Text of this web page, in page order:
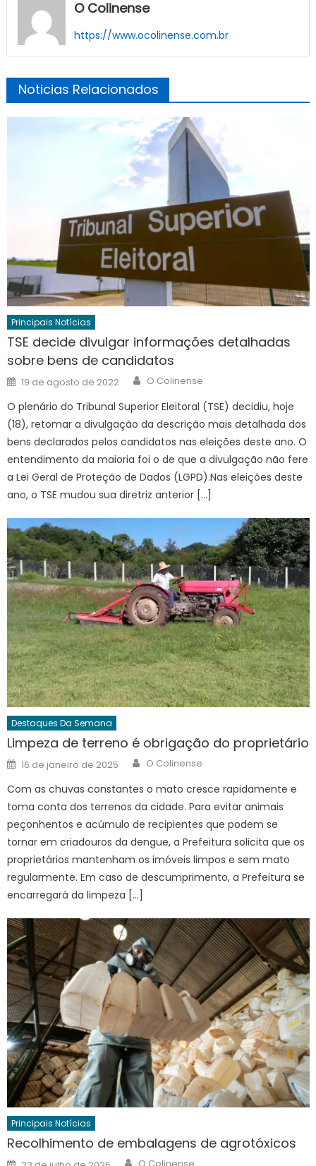
O Colinense
https://www.ocolinense.com.br
Noticias Relacionados
Principais Notícias
TSE decide divulgar informações detalhadas
sobre bens de candidatos
Posted
on
19 de agosto de 2022 Author
O Colinense
O plenário do Tribunal Superior Eleitoral (TSE) decidiu, hoje
(18), retomar a divulgação da descrição mais detalhada dos
bens declarados pelos candidatos nas eleições deste ano. O
entendimento da maioria foi o de que a divulgação não fere
a Lei Geral de Proteção de Dados (LGPD).Nas eleições deste
ano, o TSE mudou sua diretriz anterior […]
Destaques Da Semana
Limpeza de terreno é obrigação do proprietário
Posted
on
16 de janeiro de 2025 Author
O Colinense
Com as chuvas constantes o mato cresce rapidamente e
toma conta dos terrenos da cidade. Para evitar animais
peçonhentos e acúmulo de recipientes que podem se
tornar em criadouros da dengue, a Prefeitura solicita que os
proprietários mantenham os imóveis limpos e sem mato
regularmente. Em caso de descumprimento, a Prefeitura se
encarregará da limpeza […]
Principais Notícias
Recolhimento de embalagens de agrotóxicos
Posted Author
O Colinense